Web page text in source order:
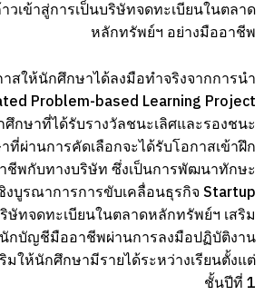
วเข้าสู่การเป็นบริษัทจดทะเบียนในตลาด
หลักทรัพย์ฯ อย่างมืออาชีพ
าสให้นักศึกษาได้ลงมือทำจริงจากการนำ
Problem-based Learning Project
กษาที่ได้รับรางวัลชนะเลิศและรองชนะ
ที่ผ่านการคัดเลือกจะได้รับโอกาสเข้าฝึก
ชีพกับทางบริษัท ซึ่งเป็นการพัฒนาทักษะ
งบูรณาการการขับเคลื่อนธุรกิจ Startup
ษัทจดทะเบียนในตลาดหลักทรัพย์ฯ เสริม
กบัญชีมืออาชีพผ่านการลงมือปฏิบัติงาน
มให้นักศึกษามีรายได้ระหว่างเรียนตั้งแต่
ชั้นปีที่ 1